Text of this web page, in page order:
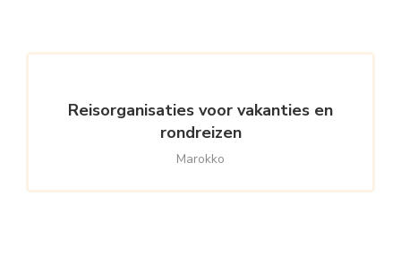
Reisorganisaties voor vakanties en
rondreizen
Marokko